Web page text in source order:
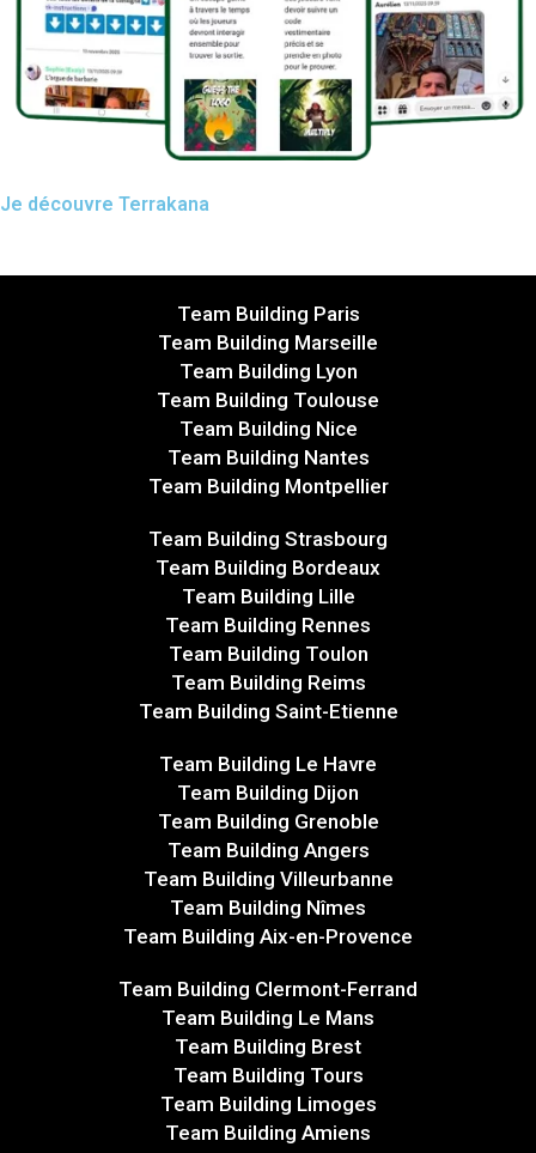
Je découvre Terrakana
Team Building Paris
Team Building Marseille
Team Building Lyon
Team Building Toulouse
Team Building Nice
Team Building Nantes
Team Building Montpellier
Team Building Strasbourg
Team Building Bordeaux
Team Building Lille
Team Building Rennes
Team Building Toulon
Team Building Reims
Team Building Saint-Etienne
Team Building Le Havre
Team Building Dijon
Team Building Grenoble
Team Building Angers
Team Building Villeurbanne
Team Building Nîmes
Team Building Aix-en-Provence
Team Building Clermont-Ferrand
Team Building Le Mans
Team Building Brest
Team Building Tours
Team Building Limoges
Team Building Amiens